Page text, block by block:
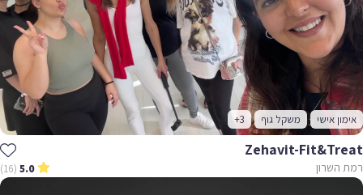
אישי משקל גוף +3
Zehavit-
5.0
(16)